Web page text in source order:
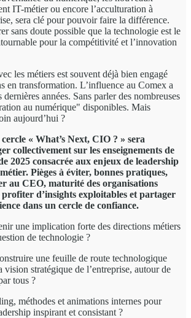
IT-métier ou encore l’acculturation à
sera clé pour pouvoir faire la différence.
sans doute possible que la technologie est le
pour la compétitivité et l’innovation
les métiers est souvent déjà bien engagé
en transformation. L’influence au Comex a
années. Sans parler des nombreuses
au numérique" disponibles. Mais
aujourd’hui ?
« What’s Next, CIO ? » sera
collectivement sur les enseignements de
2025 consacrée aux enjeux de leadership
Pièges à éviter, bonnes pratiques,
au CEO, maturité des organisations
d’insights exploitables et partager
dans un cercle de confiance.
une implication forte des directions métiers
de technologie ?
une feuille de route technologique
vision stratégique de l’entreprise, autour de
tous ?
méthodes et animations internes pour
inspirant et consistant ?